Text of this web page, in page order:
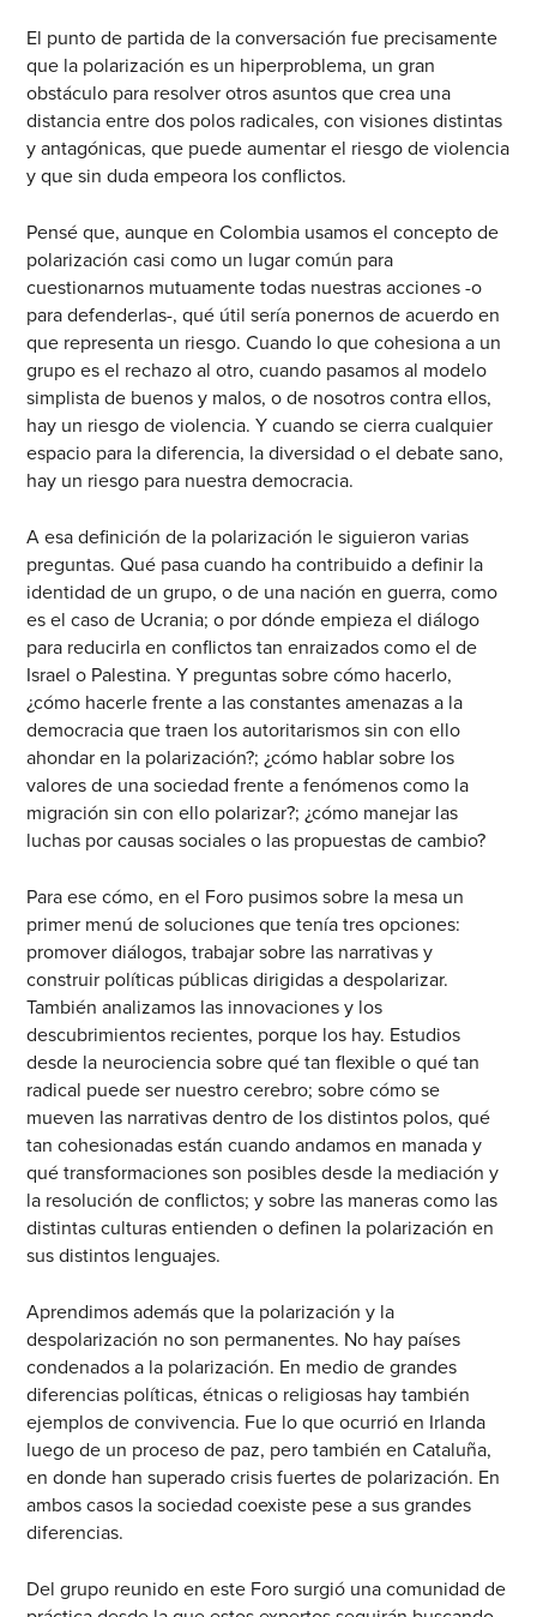
El punto de partida de la conversación fue precisamente
que la polarización es un hiperproblema, un gran
obstáculo para resolver otros asuntos que crea una
distancia entre dos polos radicales, con visiones distintas
y antagónicas, que puede aumentar el riesgo de violencia
y que sin duda empeora los conflictos.
Pensé que, aunque en Colombia usamos el concepto de
polarización casi como un lugar común para
cuestionarnos mutuamente todas nuestras acciones -o
para defenderlas-, qué útil sería ponernos de acuerdo en
que representa un riesgo. Cuando lo que cohesiona a un
grupo es el rechazo al otro, cuando pasamos al modelo
simplista de buenos y malos, o de nosotros contra ellos,
hay un riesgo de violencia. Y cuando se cierra cualquier
espacio para la diferencia, la diversidad o el debate sano,
hay un riesgo para nuestra democracia.
A esa definición de la polarización le siguieron varias
preguntas. Qué pasa cuando ha contribuido a definir la
identidad de un grupo, o de una nación en guerra, como
es el caso de Ucrania; o por dónde empieza el diálogo
para reducirla en conflictos tan enraizados como el de
Israel o Palestina. Y preguntas sobre cómo hacerlo,
¿cómo hacerle frente a las constantes amenazas a la
democracia que traen los autoritarismos sin con ello
ahondar en la polarización?; ¿cómo hablar sobre los
valores de una sociedad frente a fenómenos como la
migración sin con ello polarizar?; ¿cómo manejar las
luchas por causas sociales o las propuestas de cambio?
Para ese cómo, en el Foro pusimos sobre la mesa un
primer menú de soluciones que tenía tres opciones:
promover diálogos, trabajar sobre las narrativas y
construir políticas públicas dirigidas a despolarizar.
También analizamos las innovaciones y los
descubrimientos recientes, porque los hay. Estudios
desde la neurociencia sobre qué tan flexible o qué tan
radical puede ser nuestro cerebro; sobre cómo se
mueven las narrativas dentro de los distintos polos, qué
tan cohesionadas están cuando andamos en manada y
qué transformaciones son posibles desde la mediación y
la resolución de conflictos; y sobre las maneras como las
distintas culturas entienden o definen la polarización en
sus distintos lenguajes.
Aprendimos además que la polarización y la
despolarización no son permanentes. No hay países
condenados a la polarización. En medio de grandes
diferencias políticas, étnicas o religiosas hay también
ejemplos de convivencia. Fue lo que ocurrió en Irlanda
luego de un proceso de paz, pero también en Cataluña,
en donde han superado crisis fuertes de polarización. En
ambos casos la sociedad coexiste pese a sus grandes
diferencias.
Del grupo reunido en este Foro surgió una comunidad de